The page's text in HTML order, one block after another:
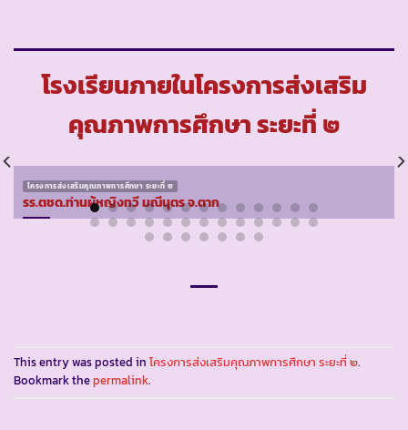
โรงเรียนภายในโครงการส่งเสริม
คุณภาพการศึกษา ระยะที่ ๒
โครงการส่งเสริมคุณภาพการศึกษา ระยะที่ ๒
รร.ตชด.ท่านผู้หญิงทวี มณีนุตร จ.ตาก
This entry was posted in โครงการส่งเสริมคุณภาพการศึกษา ระยะที่ ๒.
Bookmark thepermalink.